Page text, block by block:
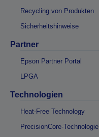
Recycling von Produkten
Sicherheitshinweise
Partner
Epson Partner Portal
LPGA
Technologien
Heat-Free Technology
PrecisionCore-Technologie